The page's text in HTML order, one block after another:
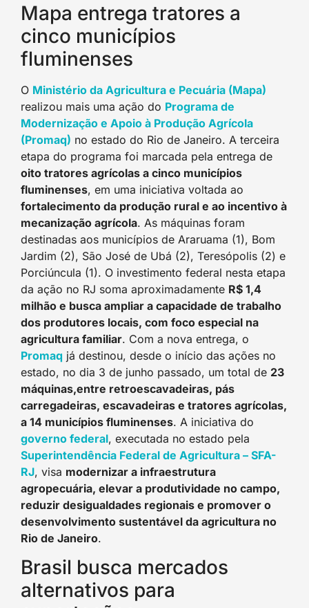
Mapa entrega tratores a
cinco municípios
fluminenses
O Ministério da Agricultura e Pecuária (Mapa)
realizou mais uma ação do Programa de
Modernização e Apoio à Produção Agrícola
(Promaq) no estado do Rio de Janeiro. A terceira
etapa do programa foi marcada pela entrega de
oito tratores agrícolas a cinco municípios
fluminenses, em uma iniciativa voltada ao
fortalecimento da produção rural e ao incentivo à
mecanização agrícola. As máquinas foram
destinadas aos municípios de Araruama (1), Bom
Jardim (2), São José de Ubá (2), Teresópolis (2) e
Porciúncula (1). O investimento federal nesta etapa
da ação no RJ soma aproximadamente R$ 1,4
milhão e busca ampliar a capacidade de trabalho
dos produtores locais, com foco especial na
agricultura familiar. Com a nova entrega, o
Promaq já destinou, desde o início das ações no
estado, no dia 3 de junho passado, um total de 23
máquinas,entre retroescavadeiras, pás
carregadeiras, escavadeiras e tratores agrícolas,
a 14 municípios fluminenses. A iniciativa do
governo federal, executada no estado pela
Superintendência Federal de Agricultura – SFA-
RJ, visa modernizar a infraestrutura
agropecuária, elevar a produtividade no campo,
reduzir desigualdades regionais e promover o
desenvolvimento sustentável da agricultura no
Rio de Janeiro.
Brasil busca mercados
alternativos para